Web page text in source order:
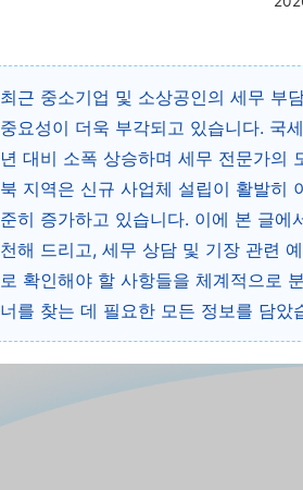
최근 중소기업 및 소상공인의 세무 부
중요성이 더욱 부각되고 있습니다. 국
년 대비 소폭 상승하며 세무 전문가의
북 지역은 신규 사업체 설립이 활발히
준히 증가하고 있습니다. 이에 본 글
천해 드리고, 세무 상담 및 기장 관련
로 확인해야 할 사항들을 체계적으로
너를 찾는 데 필요한 모든 정보를 담았